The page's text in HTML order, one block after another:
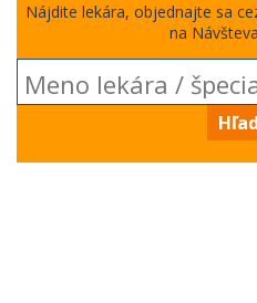
Nájdite lekára, objednajte sa
na